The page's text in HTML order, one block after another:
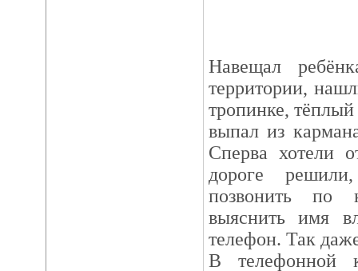
Навещал
территории,
тропинке,
выпал из
Сперва хотели
дороге
позвонить по
выяснить имя
телефон. Так
В телефонной